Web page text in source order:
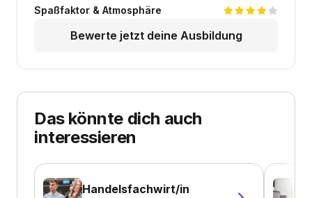
Spaßfaktor & Atmosphäre
Bewerte jetzt deine Ausbildung
Das könnte dich auch
interessieren
Handelsfachwirt/in